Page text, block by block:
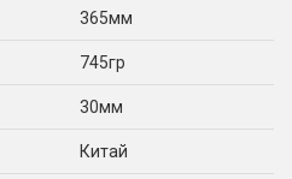
365мм
745гр
30мм
Китай